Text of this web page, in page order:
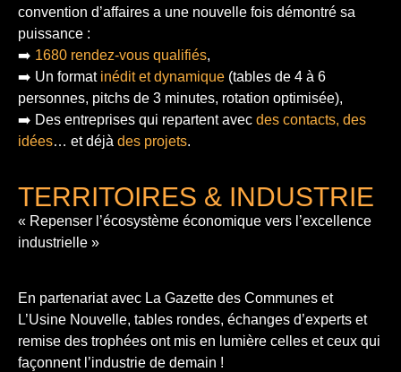
convention d’affaires a une nouvelle fois démontré sa
puissance :
➡️ 1680 rendez-vous qualifiés,
➡️ Un format inédit et dynamique (tables de 4 à 6
personnes, pitchs de 3 minutes, rotation optimisée),
➡️ Des entreprises qui repartent avec des contacts, des
idées… et déjà des projets.
TERRITOIRES & INDUSTRIE
« Repenser l’écosystème économique vers l’excellence
industrielle »
En partenariat avec La Gazette des Communes et
L’Usine Nouvelle, tables rondes, échanges d’experts et
remise des trophées ont mis en lumière celles et ceux qui
façonnent l’industrie de demain !